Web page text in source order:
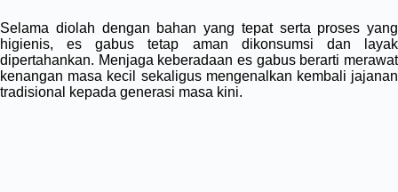
Selama diolah dengan bahan yang tepat serta proses yang
higienis, es gabus tetap aman dikonsumsi dan layak
dipertahankan. Menjaga keberadaan es gabus berarti merawat
kenangan masa kecil sekaligus mengenalkan kembali jajanan
tradisional kepada generasi masa kini.